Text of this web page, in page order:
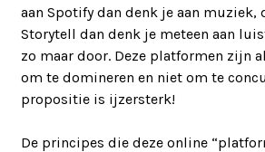
aan Spotify dan denk je aan muziek,
Storytell dan denk je meteen aan
zo maar door. Deze platformen zijn
om te domineren en niet om te
propositie is ijzersterk!
De principes die deze online